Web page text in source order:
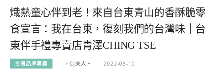
熾熱童心伴到老！來自台東青山的香酥脆零
食宣言：我在台東，復刻我們的台灣味｜台
東伴手禮專賣店青澤CHING TSE
台灣品牌專題 。CJ夫人。 2022-05-10